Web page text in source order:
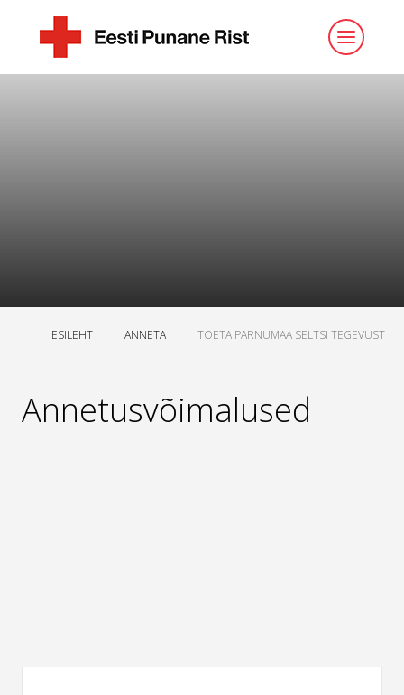
ESILEHT ANNETA TOETA PARNUMAA SELTSI TEGEVUST
Annetusvõimalused